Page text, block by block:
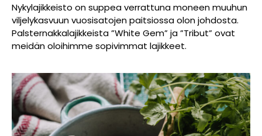
Nykylajikkeisto on suppea verrattuna moneen muuhun
viljelykasvuun vuosisatojen paitsiossa olon johdosta.
Palsternakkalajikkeista ”White Gem” ja ”Tribut” ovat
meidän oloihimme sopivimmat lajikkeet.